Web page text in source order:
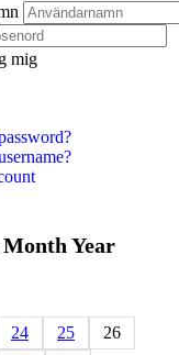
mig
Year
24 25
26